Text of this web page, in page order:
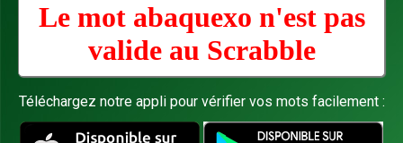
Le mot abaquexo n'est pas
valide au Scrabble
Téléchargez notre appli pour vérifier vos mots facilement :